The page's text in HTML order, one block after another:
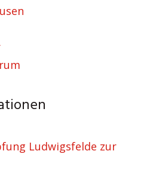
Ludwigsfelde zur